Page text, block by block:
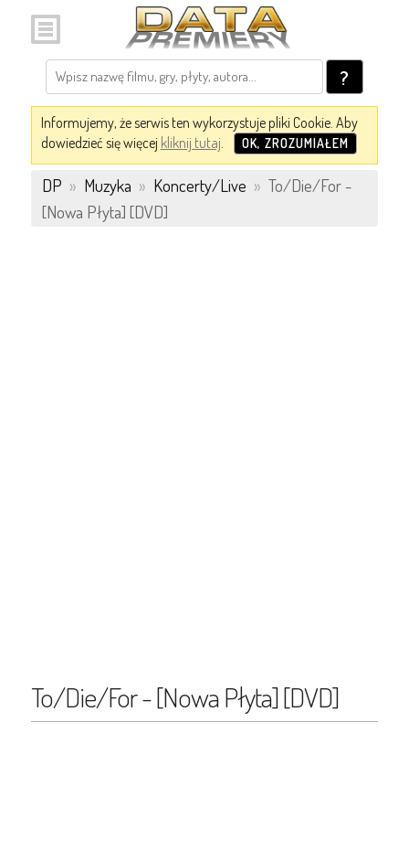
?
Informujemy, że serwis ten wykorzystuje pliki Cookie. Aby
dowiedzieć się więcej kliknij tutaj. OK, ZROZUMIAŁEM
DP » Muzyka » Koncerty/Live » To/Die/For -
[Nowa Płyta] [DVD]
To/Die/For - [Nowa Płyta] [DVD]